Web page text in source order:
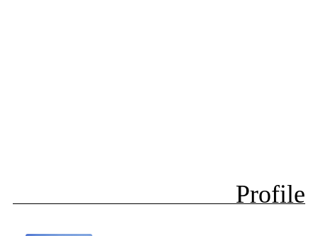
Profile